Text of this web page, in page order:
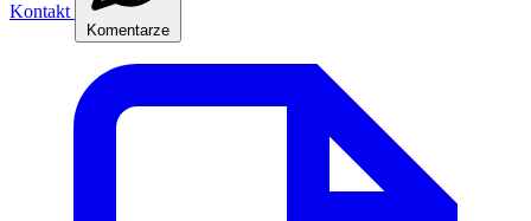
Kontakt
Komentarze